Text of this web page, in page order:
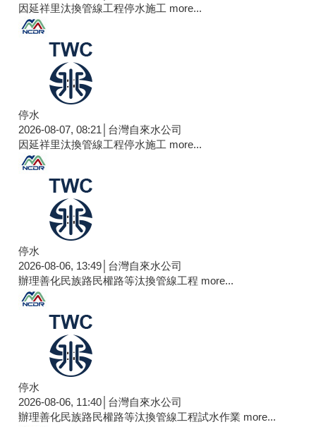
因延祥里汰換管線工程停水施工 more...
停水
2026-08-07, 08:21│台灣自來水公司
因延祥里汰換管線工程停水施工 more...
停水
2026-08-06, 13:49│台灣自來水公司
辦理善化民族路民權路等汰換管線工程 more...
停水
2026-08-06, 11:40│台灣自來水公司
辦理善化民族路民權路等汰換管線工程試水作業 more...